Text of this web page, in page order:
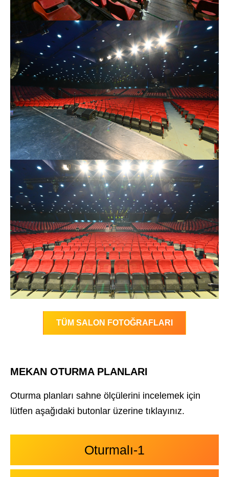
TÜM SALON FOTOĞRAFLARI
MEKAN OTURMA PLANLARI
Oturma planları sahne ölçülerini incelemek için
lütfen aşağıdaki butonlar üzerine tıklayınız.
Oturmalı-1